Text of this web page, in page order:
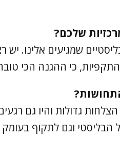
שלכם?
שמגיעים אלינו.
כי ההגנה הכי
גדולות והיו גם
הבליסטי וגם לתקוף